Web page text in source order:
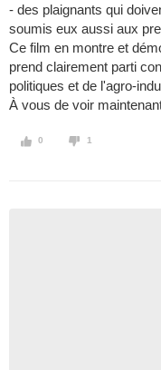
- des plaignants qui
soumis eux aussi aux
Ce film en montre et
prend clairement parti
politiques et de l'agro-
À vous de voir
0 1